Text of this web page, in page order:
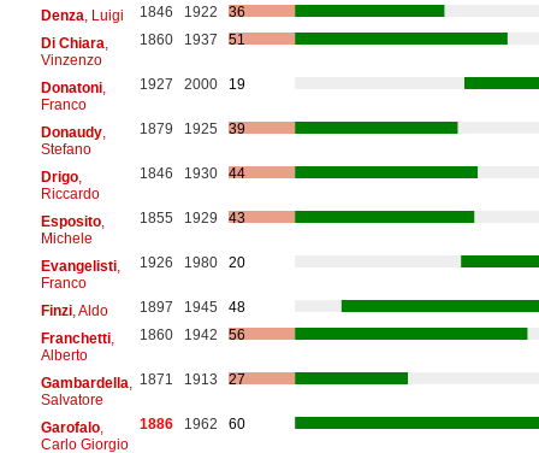
Denza , Luigi 1846 1922
36
Di Chiara
Vinzenzo
1860 1937 51
Donatoni,
Franco
1927 2000 19
Donaudy,
Stefano
1879 1925 39
Drigo,
Riccardo
1846 1930 44
Esposito,
Michele
1855 1929 43
Evangelisti,
Franco
1926 1980 20
Finzi, Aldo 1897 1945
48
Franchetti,
Alberto
1860 1942 56
Gambardella
Salvatore
1871 1913 27
Garofalo,
Carlo Giorgio
1886 1962 60